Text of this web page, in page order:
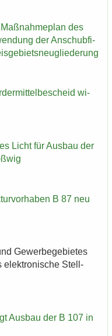
des
der An­schub­fi­
wi­
Licht für Aus­bau der
B 87 neu
Ge­wer­be­ge­bie­tes
elek­tro­ni­sche Stell­
Aus­bau der B 107 in